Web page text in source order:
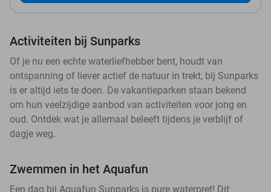
Activiteiten bij Sunparks
Of je nu een echte waterliefhebber bent, houdt van
ontspanning of liever actief de natuur in trekt, bij Sunparks
is er altijd iets te doen. De vakantieparken staan bekend
om hun veelzijdige aanbod van activiteiten voor jong en
oud. Ontdek wat je allemaal beleeft tijdens je verblijf of
dagje weg.
Zwemmen in het Aquafun
Een dag bij Aquafun Sunparks is pure waterpret! Dit